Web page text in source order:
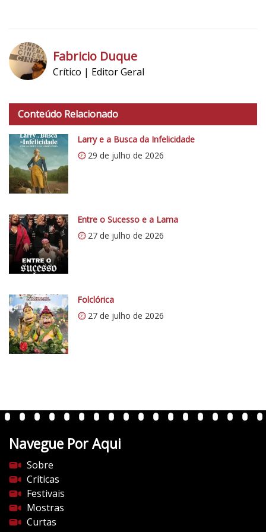
t
p
s
:
/
/
0
.
w
p
.
o
m
/
v
e
n
e
d
o
c
i
n
Fabricio Duque
Crítico | Editor Geral
Conteúdo Relacionado
Larry e a Busca da Infelicidade
29 de julho de 2026
Entre o Sucesso e a Lama
27 de julho de 2026
Folclórica
27 de julho de 2026
Navegue Por Aqui
Sobre
Críticas
Festivais
Mostras
Curtas